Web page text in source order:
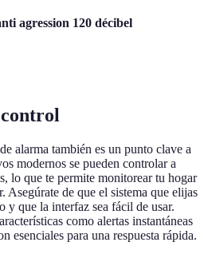
agression 120 décibel
alarma también es un punto clave a
modernos se pueden controlar a
lo que te permite monitorear tu hogar
Asegúrate de que el sistema que elijas
y que la interfaz sea fácil de usar.
como alertas instantáneas
esenciales para una respuesta rápida.